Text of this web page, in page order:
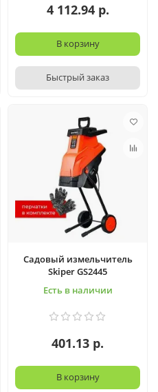
4 112.94 р.
В корзину
Быстрый заказ
Садовый измельчитель
Skiper GS2445
Есть в наличии
401.13 р.
В корзину